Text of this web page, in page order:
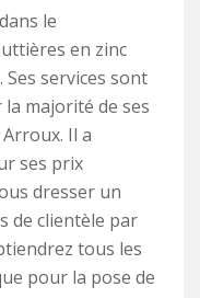
le
en zinc
services sont
majorité de ses
Il a
ses prix
dresser un
de clientèle par
tous les
pour la pose de